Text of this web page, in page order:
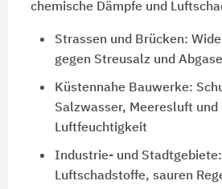
chemische Dämpfe und
Strassen und Brücken:
gegen Streusalz und Abgase
Küstennahe Bauwerke:
Salzwasser, Meeresluft und
Luftfeuchtigkeit
Industrie- und
Luftschadstoffe, sauren